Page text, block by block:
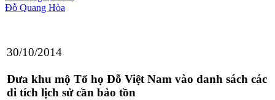
Đỗ Quang Hòa
30/10/2014
Đưa khu mộ Tổ họ Đỗ Việt Nam vào danh sách các
di tích lịch sử cần bảo tồn